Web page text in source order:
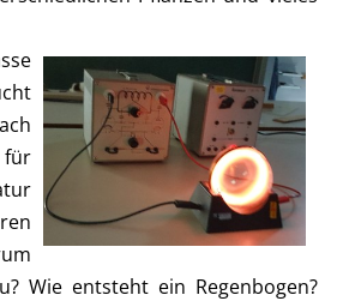
für
Wie entsteht ein Regenbogen?